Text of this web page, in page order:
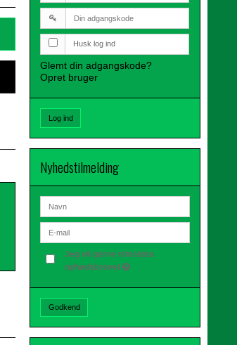
Husk log ind
Glemt din adgangskode?
Opret bruger
Log ind
Nyhedstilmelding
Jeg vil gerne tilmeldes
nyhedsbrevet
Godkend